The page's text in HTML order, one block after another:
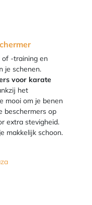
of -training en
je schenen.
voor karate
het
mooi om je benen
beschermers op
extra stevigheid.
makkelijk schoon.